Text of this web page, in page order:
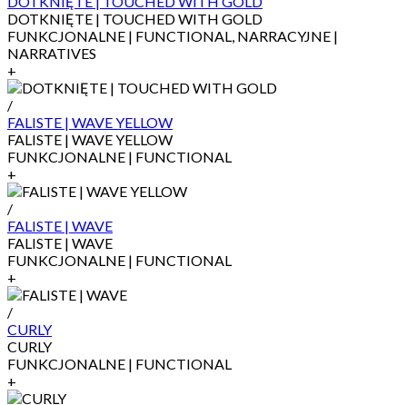
DOTKNIĘTE | TOUCHED WITH GOLD
FUNKCJONALNE | FUNCTIONAL, NARRACYJNE |
NARRATIVES
+
/
FALISTE | WAVE YELLOW
FALISTE | WAVE YELLOW
FUNKCJONALNE | FUNCTIONAL
+
/
FALISTE | WAVE
FALISTE | WAVE
FUNKCJONALNE | FUNCTIONAL
+
/
CURLY
CURLY
FUNKCJONALNE | FUNCTIONAL
+